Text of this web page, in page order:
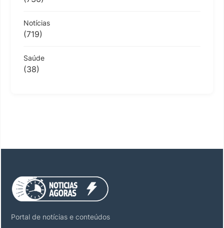
Notícias
(719)
Saúde
(38)
Portal de notícias e conteúdos